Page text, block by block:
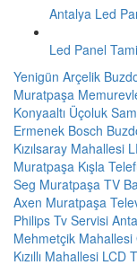
Antalya Led
Led Panel
Yenigün Arçelik
Muratpaşa
Konyaaltı Üçoluk
Ermenek Bosch
Kızılsaray Mahallesi
Muratpaşa Kışla
Seg Muratpaşa TV
Axen Muratpaşa
Philips Tv Servisi
Mehmetçik
Kızıllı Mahallesi